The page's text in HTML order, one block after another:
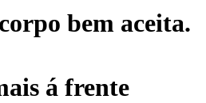
bem aceita.
á frente